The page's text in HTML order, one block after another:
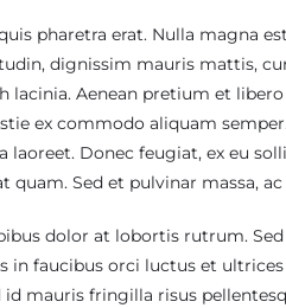
pharetra erat. Nulla magna
dignissim mauris mattis,
lacinia. Aenean pretium et
ex commodo aliquam
laoreet. Donec feugiat, ex eu
quam. Sed et pulvinar massa,
dolor at lobortis rutrum.
in faucibus orci luctus et
id mauris fringilla risus